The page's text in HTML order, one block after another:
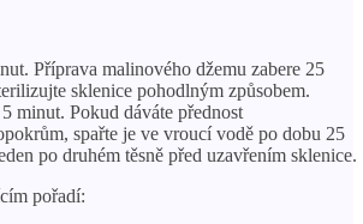
Příprava malinového džemu zabere 25
sklenice pohodlným způsobem.
minut. Pokud dáváte přednost
spařte je ve vroucí vodě po dobu 25
po druhém těsně před uzavřením sklenice.
pořadí: